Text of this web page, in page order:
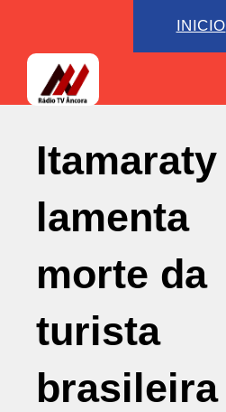
INICIO
Itamaraty
lamenta
morte da
turista
brasileira